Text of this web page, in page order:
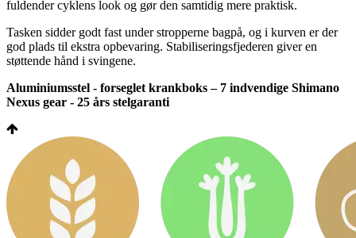
fuldender cyklens look og gør den samtidig mere praktisk.
Tasken sidder godt fast under stropperne bagpå, og i kurven er der
god plads til ekstra opbevaring. Stabiliseringsfjederen giver en
støttende hånd i svingene.
Aluminiumsstel - forseglet krankboks – 7 indvendige Shimano
Nexus gear - 25 års stelgaranti